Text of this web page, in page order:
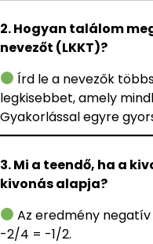
2. Hogyan találom
nevezőt (LKKT)?
Írd le a nevezők
legkisebbet, amely
Gyakorlással egyre
3. Mi a teendő, ha a
kivonás alapja?
Az eredmény
-2/4 = -1/2.